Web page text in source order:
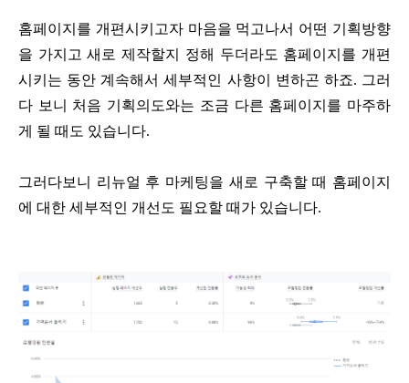
홈페이지를 개편시키고자 마음을 먹고나서 어떤 기획방향
을 가지고 새로 제작할지 정해 두더라도 홈페이지를 개편
시키는 동안 계속해서 세부적인 사항이 변하곤 하죠. 그러
다 보니 처음 기획의도와는 조금 다른 홈페이지를 마주하
게 될 때도 있습니다.
그러다보니 리뉴얼 후 마케팅을 새로 구축할 때 홈페이지
에 대한 세부적인 개선도 필요할 때가 있습니다.